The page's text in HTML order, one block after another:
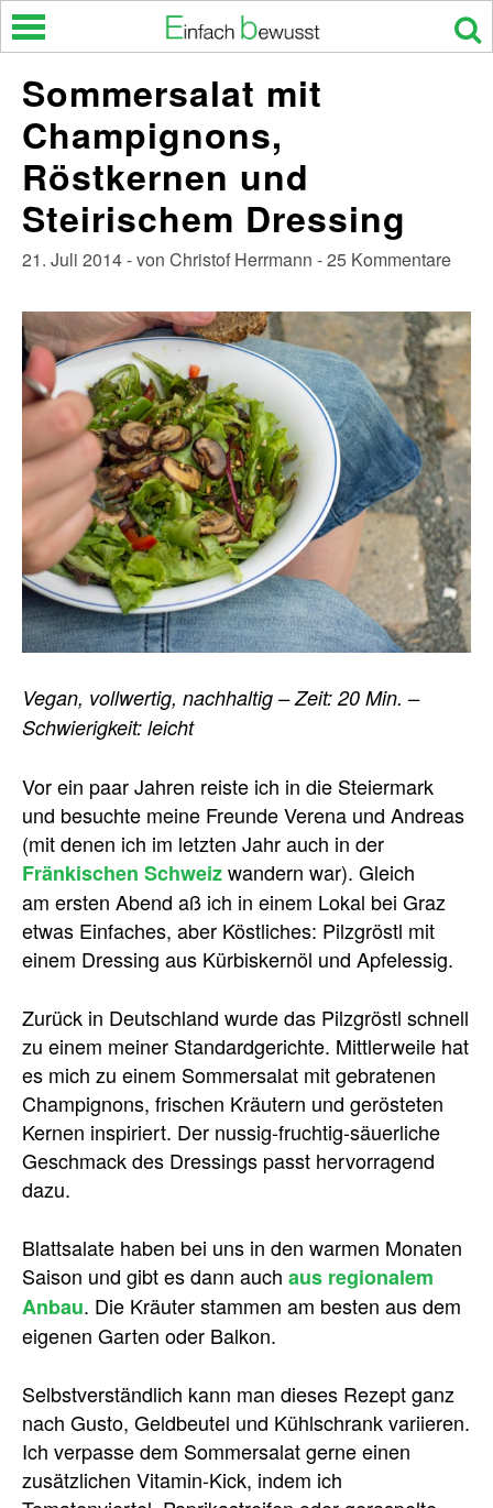
Skip
Sommersalat mit
Champignons,
Röstkernen und
Steirischem Dressing
21. Juli 2014 - von Christof Herrmann - 25 Kommentare
Vegan, vollwertig, nachhaltig – Zeit: 20 Min. –
Schwierigkeit: leicht
Vor ein paar Jahren reiste ich in die Steiermark
und besuchte meine Freunde Verena und Andreas
(mit denen ich im letzten Jahr auch in der
Fränkischen Schweizwandern war). Gleich
am ersten Abend aß ich in einem Lokal bei Graz
etwas Einfaches, aber Köstliches: Pilzgröstl mit
einem Dressing aus Kürbiskernöl und Apfelessig.
Zurück in Deutschland wurde das Pilzgröstl schnell
zu einem meiner Standardgerichte. Mittlerweile hat
es mich zu einem Sommersalat mit gebratenen
Champignons, frischen Kräutern und gerösteten
Kernen inspiriert. Der nussig-fruchtig-säuerliche
Geschmack des Dressings passt hervorragend
dazu.
Blattsalate haben bei uns in den warmen Monaten
Saison und gibt es dann auch aus regionalem
Anbau. Die Kräuter stammen am besten aus dem
eigenen Garten oder Balkon.
Selbstverständlich kann man dieses Rezept ganz
nach Gusto, Geldbeutel und Kühlschrank variieren.
Ich verpasse dem Sommersalat gerne einen
zusätzlichen Vitamin-Kick, indem ich